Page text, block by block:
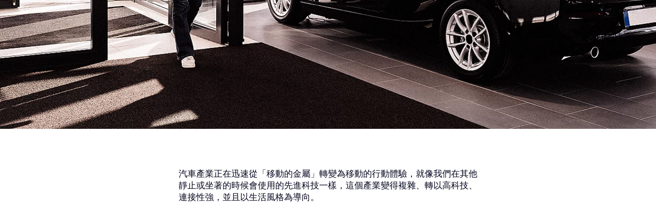
汽車產業正在迅速從「移動的金屬」轉變為移動的行動體驗，就像我們在其他
靜止或坐著的時候會使用的先進科技一樣，這個產業變得複雜、轉以高科技、
連接性強，並且以生活風格為導向。